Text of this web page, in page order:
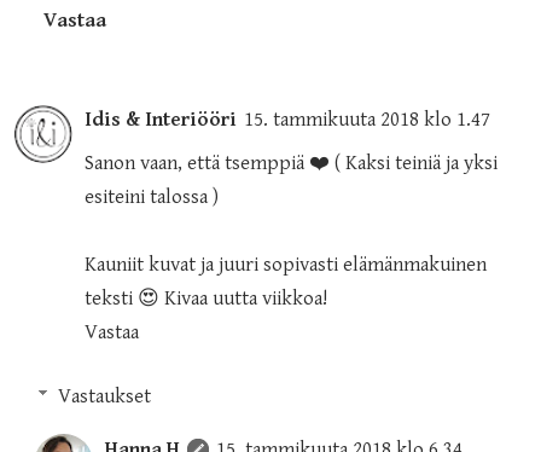
Vastaa
Idis & Interiööri 15. tammikuuta 2018 klo 1.47
Sanon vaan, että tsemppiä ❤️ ( Kaksi teiniä ja yksi
esiteini talossa )
Kauniit kuvat ja juuri sopivasti elämänmakuinen
teksti 😍 Kivaa uutta viikkoa!
Vastaa
Vastaukset